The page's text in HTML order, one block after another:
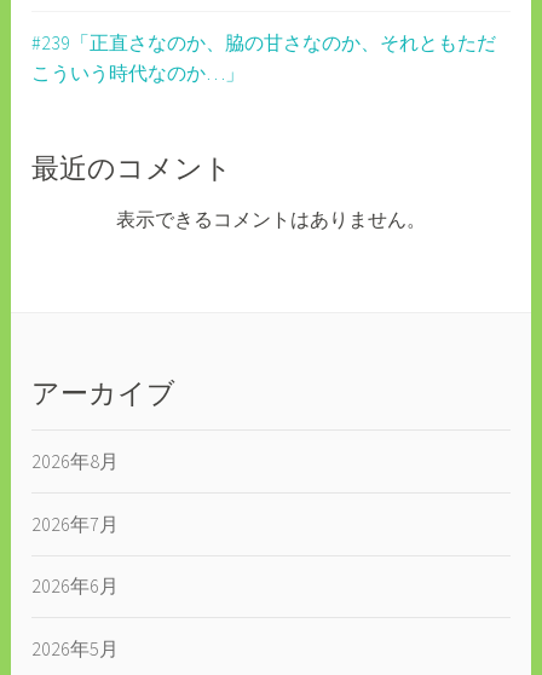
#239「正直さなのか、脇の甘さなのか、それともただ
こういう時代なのか…」
最近のコメント
表示できるコメントはありません。
アーカイブ
2026年8月
2026年7月
2026年6月
2026年5月